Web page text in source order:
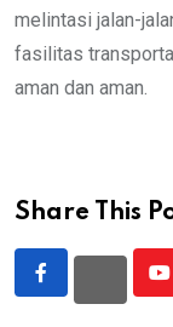
melintasi jalan-
fasilitas
aman dan aman.
Share This